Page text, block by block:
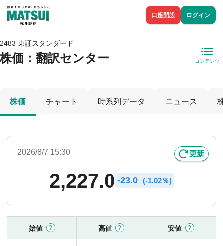
口座開設 ログイン
2483 東証スタンダード
株価 ：翻訳センター コンテンツ
株価 チャート 時系列データ ニュース
2026/8/7 15:30 更新
2,227.0 -23.0 (-1.02％)
始値 高値 安値